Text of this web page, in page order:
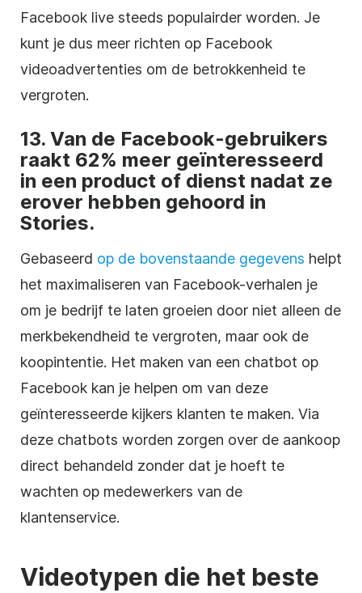
Facebook live steeds populairder worden. Je
kunt je dus meer richten op Facebook
videoadvertenties om de betrokkenheid te
vergroten.
13. Van de Facebook-gebruikers
raakt 62% meer geïnteresseerd
in een product of dienst nadat ze
erover hebben gehoord in
Stories.
Gebaseerd op de bovenstaande gegevens helpt
het maximaliseren van Facebook-verhalen je
om je bedrijf te laten groeien door niet alleen de
merkbekendheid te vergroten, maar ook de
koopintentie. Het maken van een chatbot op
Facebook kan je helpen om van deze
geïnteresseerde kijkers klanten te maken. Via
deze chatbots worden zorgen over de aankoop
direct behandeld zonder dat je hoeft te
wachten op medewerkers van de
klantenservice.
Videotypen die het beste